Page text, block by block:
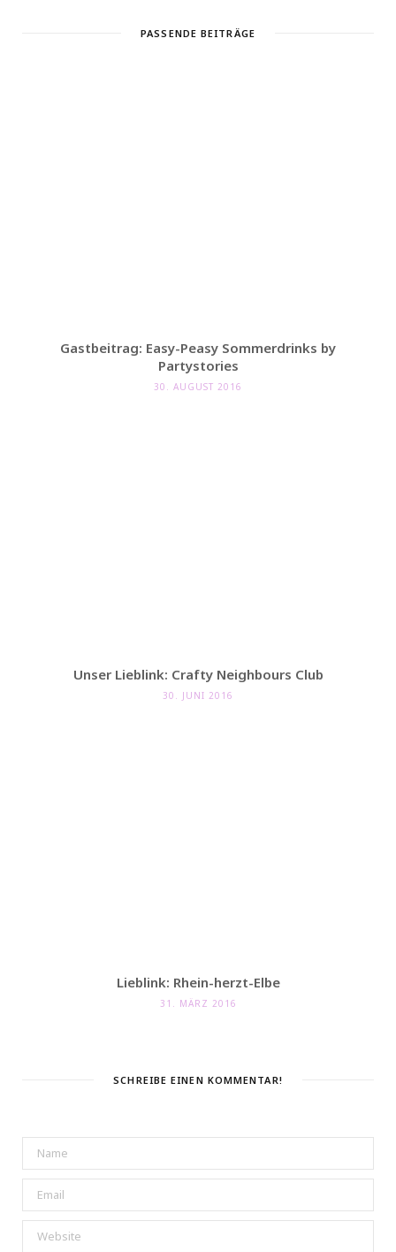
PASSENDE BEITRÄGE
Gastbeitrag: Easy-Peasy Sommerdrinks by
Partystories
30. AUGUST 2016
Unser Lieblink: Crafty Neighbours Club
30. JUNI 2016
Lieblink: Rhein-herzt-Elbe
31. MÄRZ 2016
SCHREIBE EINEN KOMMENTAR!